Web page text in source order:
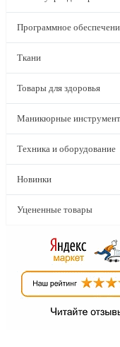
Программное
Ткани
Товары для здоровья
Маникюрные
Техника и оборудование
Новинки
Уцененные товары